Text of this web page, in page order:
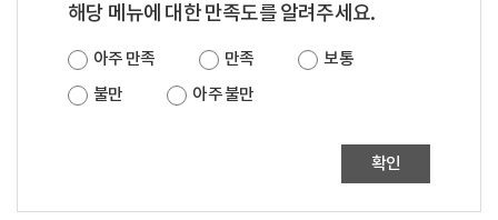
해당 메뉴에 대한 만족도를 알려주세요.
아주 만족 만족
보통
불만
아주 불만
확인